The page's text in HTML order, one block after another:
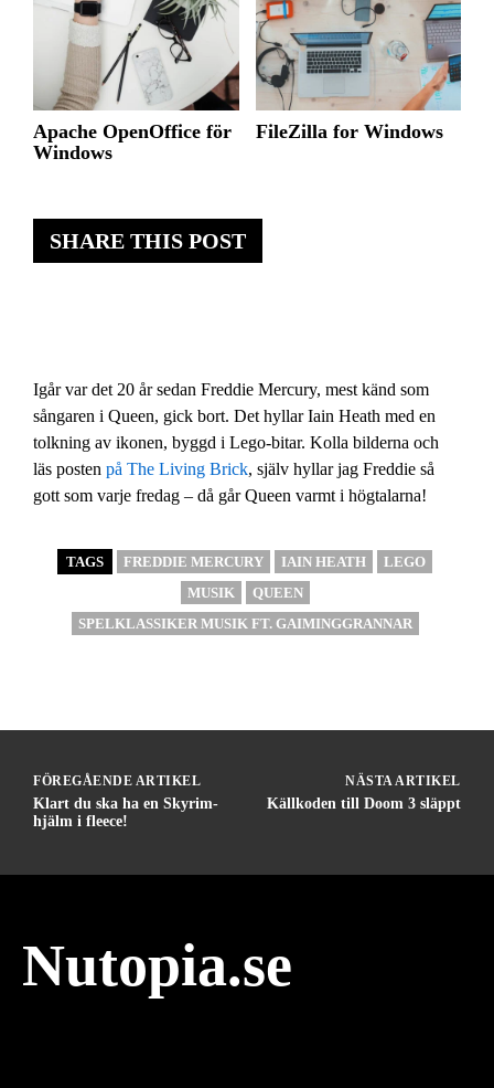
SHARE THIS POST
Igår var det 20 år sedan Freddie Mercury, mest känd som
sångaren i Queen, gick bort. Det hyllar Iain Heath med en
tolkning av ikonen, byggd i Lego-bitar. Kolla bilderna och
läs posten på The Living Brick, själv hyllar jag Freddie så
gott som varje fredag – då går Queen varmt i högtalarna!
TAGS FREDDIE MERCURY IAIN HEATH
LEGO
MUSIK
QUEEN
SPELKLASSIKER MUSIK FT. GAIMINGGRANNAR
Apache OpenOffice för
Windows
FileZilla for Windows
FÖREGÅENDE ARTIKEL
Klart du ska ha en Skyrim-
hjälm i fleece!
NÄSTA ARTIKEL
Källkoden till Doom 3 släppt
Nutopia.se